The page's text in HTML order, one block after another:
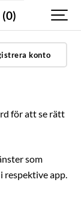
(0)
konto
för att se rätt
som
respektive app.